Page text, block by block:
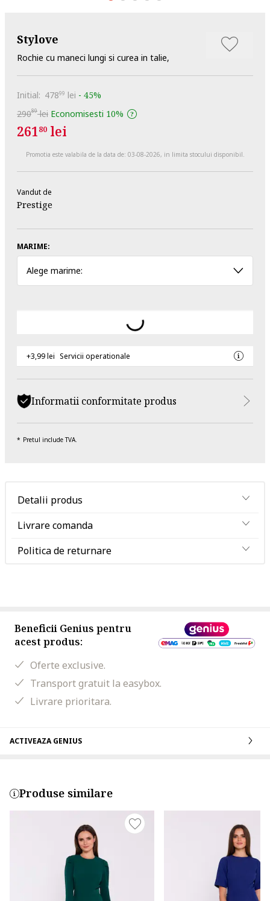
Stylove
Rochie cu maneci lungi si curea in talie,
Initial: 47899 lei - 45%
29089lei Economisesti 10%
26180 lei
Promotia este valabila de la data de: 03-08-2026, in limita stocului disponibil.
Vandut de
Prestige
MARIME:
Alege marime:
+3,99 lei Servicii operationale
Informatii conformitate produs
Pretul include TVA.
Detalii produs
Livrare comanda
Politica de returnare
Beneficii Genius pentru
acest produs:
Oferte exclusive.
Transport gratuit la easybox.
Livrare prioritara.
ACTIVEAZA GENIUS
Produse similare